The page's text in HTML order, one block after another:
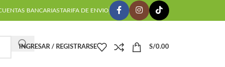
BANCARIASTARIFA DE ENVIO
INGRESAR / REGISTRARSE S/0.00